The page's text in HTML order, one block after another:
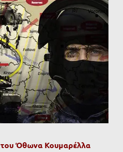
του Όθωνα Κουμαρέλλα